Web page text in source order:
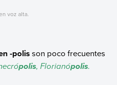
voz alta.
-polisson poco frecuentes
polis, Florianópolis.